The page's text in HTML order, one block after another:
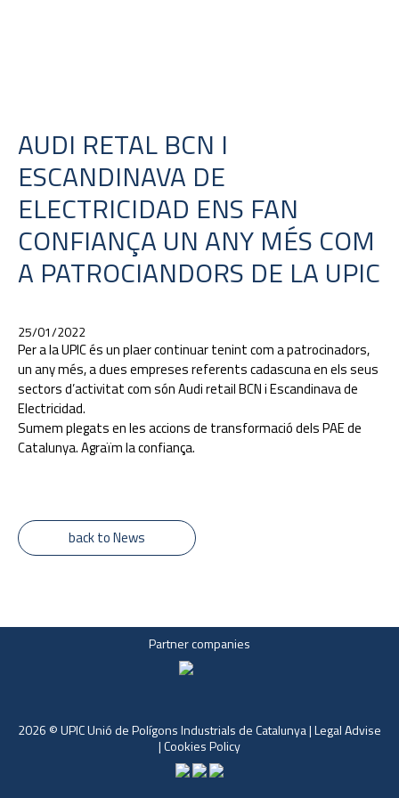
AUDI RETAL BCN I
ESCANDINAVA DE
ELECTRICIDAD ENS FAN
CONFIANÇA UN ANY MÉS COM
A PATROCIANDORS DE LA UPIC
25/01/2022
Per a la UPIC és un plaer continuar tenint com a patrocinadors,
un any més, a dues empreses referents cadascuna en els seus
sectors d’activitat com són Audi retail BCN i Escandinava de
Electricidad.
Sumem plegats en les accions de transformació dels PAE de
Catalunya. Agraïm la confiança.
back to News
Partner companies
2026 © UPIC Unió de Polígons Industrials de Catalunya |Legal Advise
|Cookies Policy